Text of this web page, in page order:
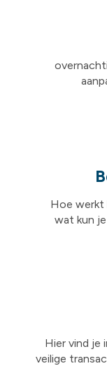
Hoe werkt
wat kun
Hier vind je
veilige